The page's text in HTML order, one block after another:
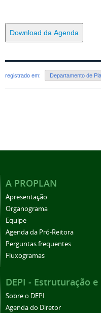
Download da Agenda
registrado em: Departamento de
A PROPLAN
Apresentação
Organograma
Equipe
Agenda da Pró-Reitora
Perguntas frequentes
Fluxogramas
DEPI - Estruturação
Sobre o DEPI
Agenda do Diretor